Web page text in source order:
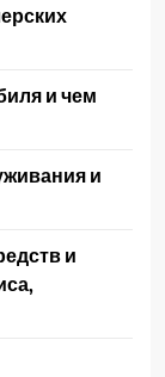
и чем
и
и